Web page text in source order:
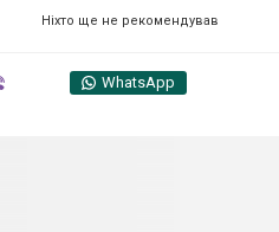
Ніхто ще не рекомендував
WhatsApp